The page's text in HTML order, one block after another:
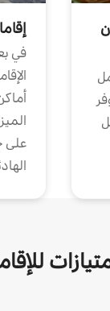
في
على